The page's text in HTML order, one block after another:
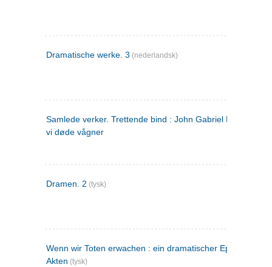
Dramatische werke. 3 (nederlandsk)
Samlede verker. Trettende bind : John Gabriel Borkman ;
vi døde vågner
Dramen. 2 (tysk)
Wenn wir Toten erwachen : ein dramatischer Epilog in drei
Akten (tysk)